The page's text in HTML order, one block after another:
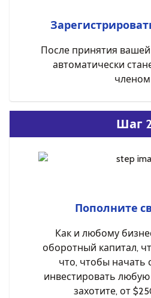
После принятия
автоматически
членом
Шаг 2
Пополните
Как и любому
оборотный капитал,
что, чтобы начать
инвестировать
захотите, от